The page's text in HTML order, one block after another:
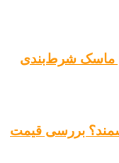
ماسک شرط‌بندی
رقیب جدی پژو 405 و سمند؟ بررسی قیمت